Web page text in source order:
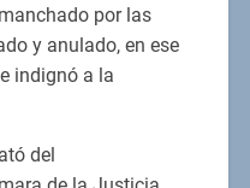
por las
y anulado, en ese
indignó a la
del